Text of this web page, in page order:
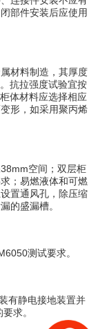
部件安装后应使用
材料制造，其厚度
抗拉强度试验宜按
体材料应选择相应
形，如采用聚丙烯
空间；双层柜
；易燃液体和可燃
置通风孔，除压缩
的盛漏槽。
测试要求。
有静电接地装置并
求。